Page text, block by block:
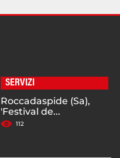
SERVIZI
Roccadaspide (Sa),
'Festival de...
112